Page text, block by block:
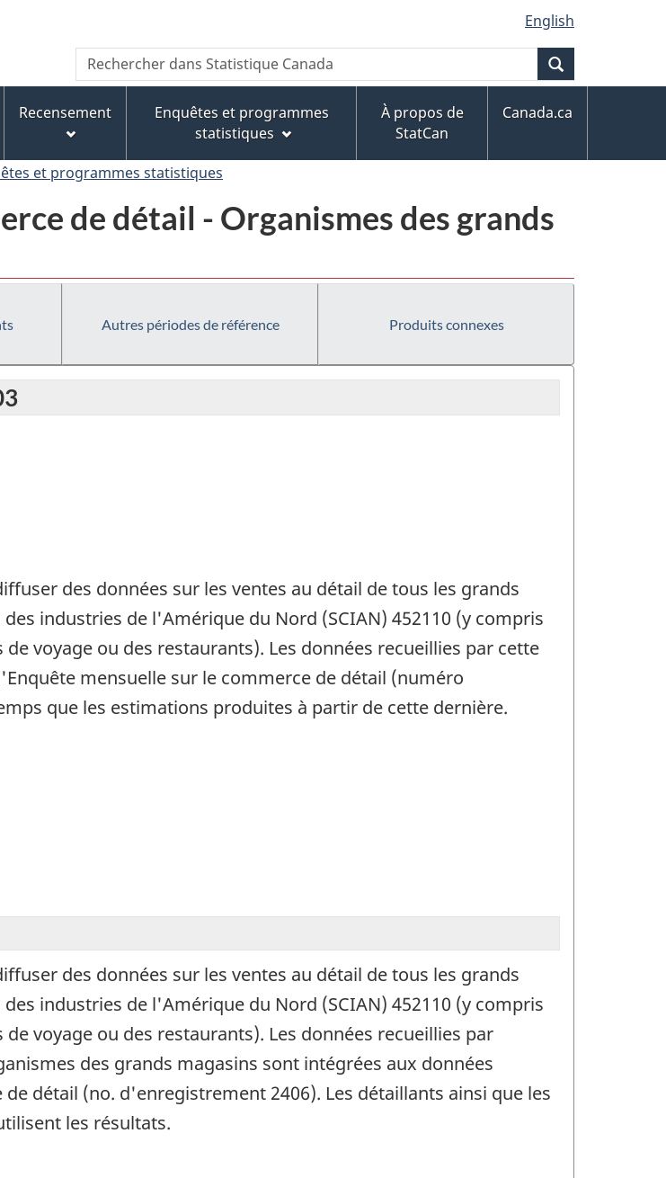
au
contenu
principal
« À
propos
de
ce
version
HTML
simplifiée
English
Recherche
Rechercher
dans
Canada
Recensement
Enquêtes et programmes
statistiques
À propos de
StatCan
Canada.ca
et programmes statistiques
de détail - Organismes des grands
Autres périodes de référence Produits connexes
des données sur les ventes au détail de tous les grands
industries de l'Amérique du Nord (SCIAN) 452110 (y compris
voyage ou des restaurants). Les données recueillies par cette
mensuelle sur le commerce de détail (numéro
que les estimations produites à partir de cette dernière.
des données sur les ventes au détail de tous les grands
industries de l'Amérique du Nord (SCIAN) 452110 (y compris
voyage ou des restaurants). Les données recueillies par
des grands magasins sont intégrées aux données
détail (no. d'enregistrement 2406). Les détaillants ainsi que les
les résultats.